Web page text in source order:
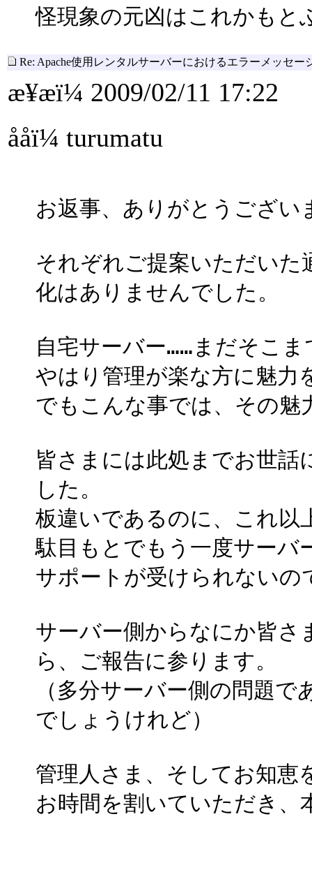
怪現象の元凶はこれかもと
Re: Apache使用レンタルサーバーにおけるエラーメッセー
æ¥æï¼ 2009/02/11 17:22
ååï¼ turumatu
お返事、ありがとうござい
それぞれご提案いただい
化はありませんでした。
自宅サーバー……まだそこ
やはり管理が楽な方に魅力
でもこんな事では、その
皆さまには此処までお世
した。
板違いであるのに、これ以
駄目もとでもう一度サーバ
サポートが受けられない
サーバー側からなにか皆
ら、ご報告に参ります。
（多分サーバー側の問題
でしょうけれど）
管理人さま、そしてお知恵
お時間を割いていただき